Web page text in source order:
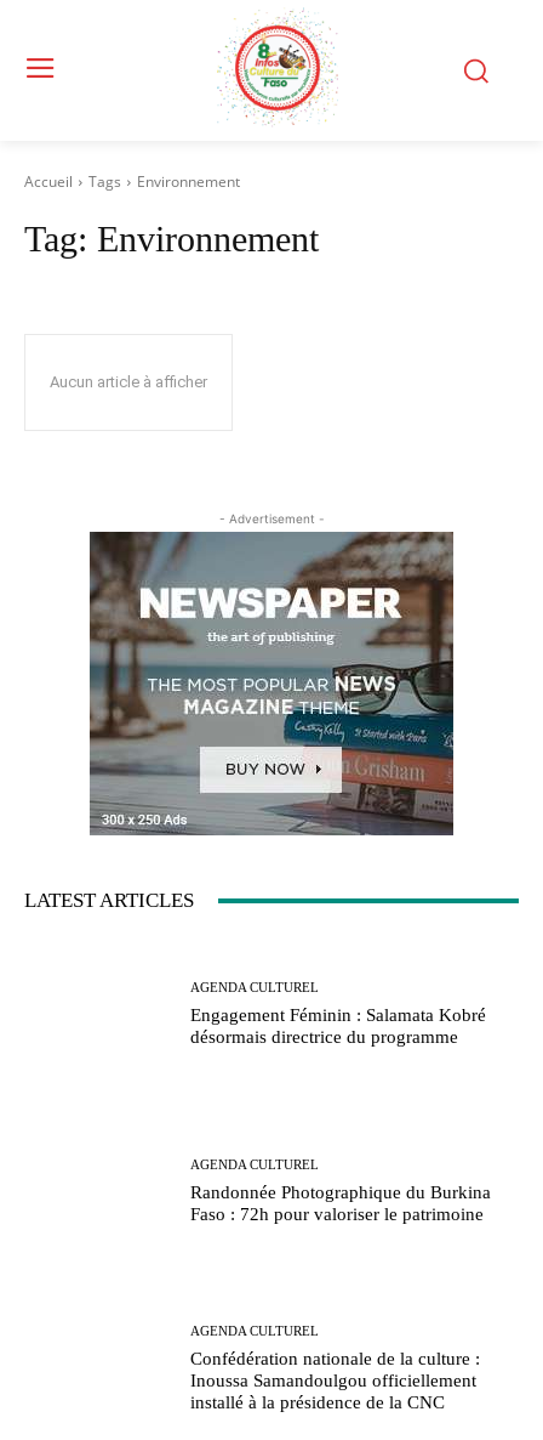
Accueil Tags Environnement
Tag: Environnement
Aucun article à afficher
- Advertisement -
LATEST ARTICLES
AGENDA CULTUREL
Engagement Féminin : Salamata Kobré
désormais directrice du programme
AGENDA CULTUREL
Randonnée Photographique du Burkina
Faso : 72h pour valoriser le patrimoine
AGENDA CULTUREL
Confédération nationale de la culture :
Inoussa Samandoulgou officiellement
installé à la présidence de la CNC